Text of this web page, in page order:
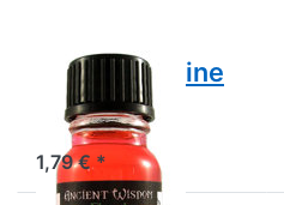
Duftöl Jasmine
Duftöl Jasmine
1,79 € *